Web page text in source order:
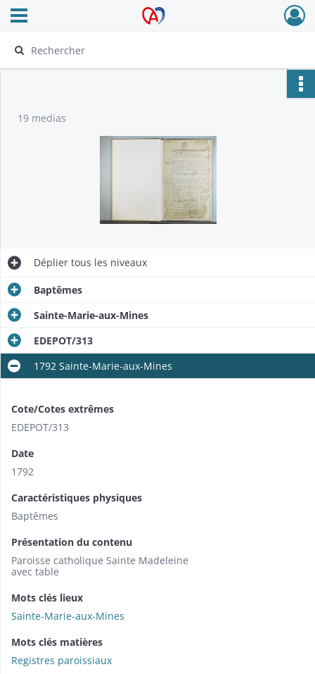
Archives Alsace - Colmar
Ouvrir le menu déroulant
19 medias
Déplier tous les niveaux
Baptêmes
Sainte-Marie-aux-Mines
EDEPOT/313
1792 Sainte-Marie-aux-Mines
Cote/Cotes extrêmes
EDEPOT/313
Date
1792
Caractéristiques physiques
Baptêmes
Présentation du contenu
Paroisse catholique Sainte Madeleine
avec table
Mots clés lieux
Sainte-Marie-aux-Mines
Mots clés matières
Registres paroissiaux